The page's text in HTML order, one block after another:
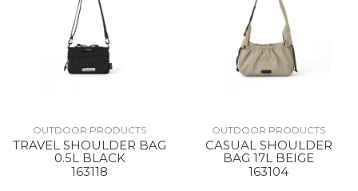
OUTDOOR PRODUCTS
TRAVEL SHOULDER BAG
0.5L BLACK
163118
OUTDOOR PRODUCTS
CASUAL SHOULDER
BAG 17L BEIGE
163104